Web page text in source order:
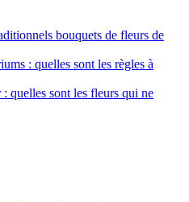
bouquets de fleurs de
: quelles sont les règles à
quelles sont les fleurs qui ne